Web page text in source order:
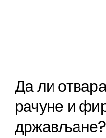
Да ли
рачуне и
држављане?